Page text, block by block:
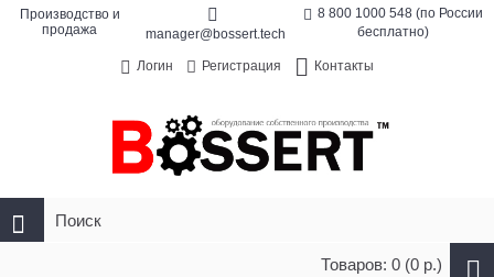
Производство и
продажа
manager@bossert.tech
8 800 1000 548 (по России
бесплатно)
Логин Регистрация Контакты
Товаров: 0 (0 р.)